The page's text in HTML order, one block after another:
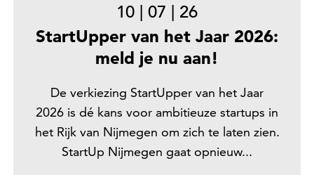
10 | 07 | 26
StartUpper van het Jaar 2026:
meld je nu aan!
De verkiezing StartUpper van het Jaar
2026 is dé kans voor ambitieuze startups in
het Rijk van Nijmegen om zich te laten zien.
StartUp Nijmegen gaat opnieuw...